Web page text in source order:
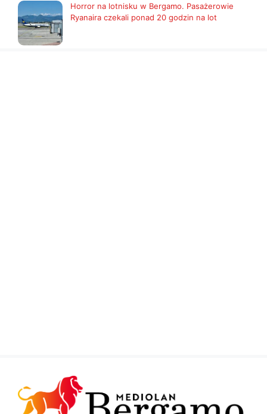
Horror na lotnisku w Bergamo. Pasażerowie
Ryanaira czekali ponad 20 godzin na lot